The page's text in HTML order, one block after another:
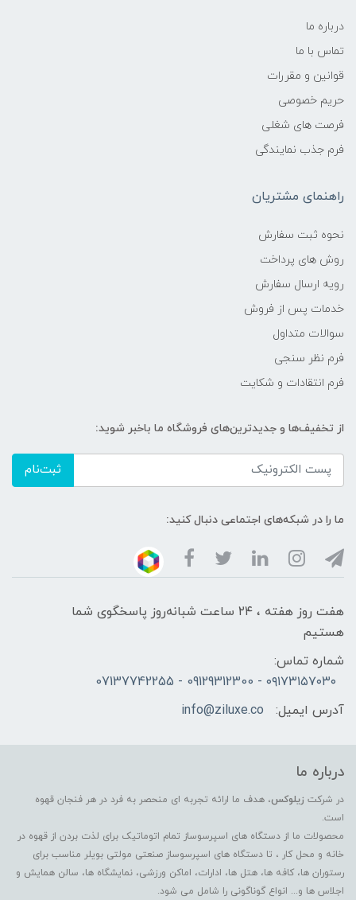
درباره ما
تماس با ما
قوانین و مقررات
حریم خصوصی
فرصت های شغلی
فرم جذب نمایندگی
راهنمای مشتریان
نحوه ثبت سفارش
روش های پرداخت
رویه ارسال سفارش
خدمات پس از فروش
سوالات متداول
فرم نظر سنجی
فرم انتقادات و شکایت
از تخفیف‌ها و جدیدترین‌های فروشگاه ما باخبر شوید:
ثبت‌نام
ما را در شبکه‌های اجتماعی دنبال کنید:
هفت روز هفته ، ۲۴ ساعت شبانه‌روز پاسخگوی شما
هستیم
شماره تماس:
۰۹۱۷۳۱۵۷۰۳۰ - 09129312300 - 07137742255
آدرس ایمیل:
info@ziluxe.co
درباره ما
در شرکت زیلوکس، هدف ما ارائه تجربه ای منحصر به فرد در هر فنجان قهوه
است.
محصولات ما از دستگاه های اسپرسوساز تمام اتوماتیک برای لذت بردن از قهوه در
خانه و محل کار ، تا دستگاه های اسپرسوساز صنعتی مولتی بویلر مناسب برای
رستوران ها، کافه ها، هتل ها، ادارات، اماکن ورزشی، نمایشگاه ها، سالن همایش و
اجلاس ها و... انواع گوناگونی را شامل می شود.